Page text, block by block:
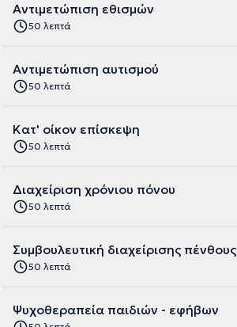
Αντιμετώπιση εθισμών
50 λεπτά
Αντιμετώπιση αυτισμού
50 λεπτά
Κατ' οίκον επίσκεψη
50 λεπτά
Διαχείριση χρόνιου πόνου
50 λεπτά
Συμβουλευτική διαχείρισης πένθους
50 λεπτά
Ψυχοθεραπεία παιδιών - εφήβων